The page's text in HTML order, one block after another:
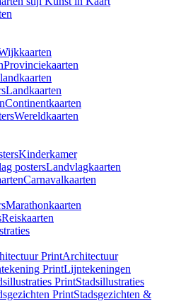
Provinciekaarten
Landkaarten
Continentkaarten
Wereldkaarten
Kinderkamer
Landvlagkaarten
Carnavalkaarten
Marathonkaarten
Reiskaarten
Architectuur
Lijntekeningen
Stadsillustraties
Stadsgezichten &